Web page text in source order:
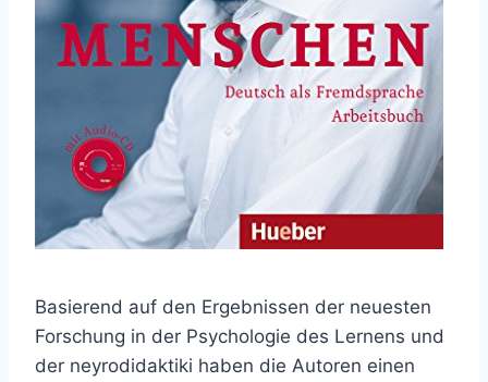
Basierend auf den Ergebnissen der neuesten
Forschung in der Psychologie des Lernens und
der neyrodidaktiki haben die Autoren einen